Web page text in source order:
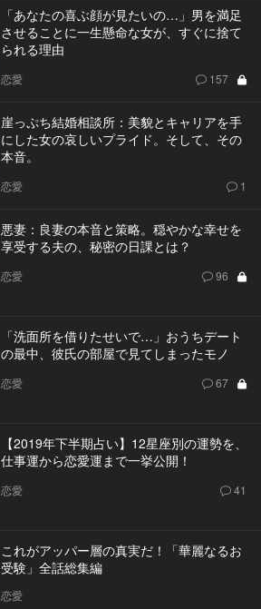
「あなたの喜ぶ顔が見たいの…」男を満足
させることに一生懸命な女が、すぐに捨て
られる理由
恋愛 157
崖っぷち結婚相談所：美貌とキャリアを手
にした女の哀しいプライド。そして、その
本音。
恋愛 1
悪妻：良妻の本音と策略。穏やかな幸せを
享受する夫の、秘密の日課とは？
恋愛 96
「洗面所を借りたせいで…」おうちデート
の最中、彼氏の部屋で見てしまったモノ
恋愛 67
【2019年下半期占い】12星座別の運勢を、
仕事運から恋愛運まで一挙公開！
恋愛 41
これがアッパー層の真実だ！「華麗なるお
受験」全話総集編
恋愛